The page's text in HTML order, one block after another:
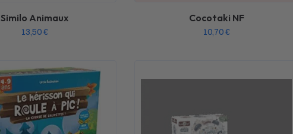
Similo Animaux
13,50€
Cocotaki NF
10,70€